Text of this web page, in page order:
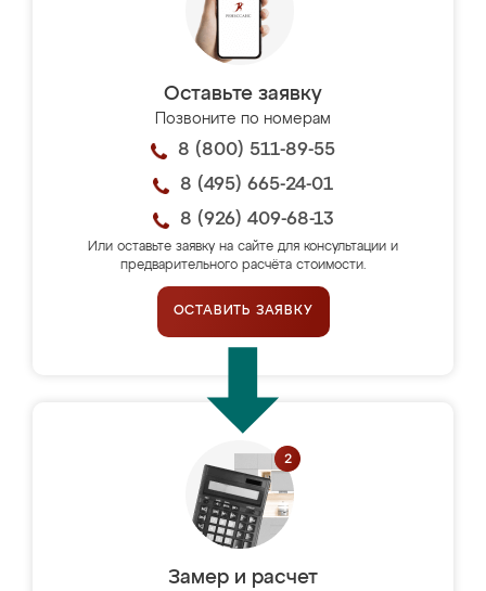
Оставьте заявку
Позвоните по номерам
8 (800) 511-89-55
8 (495) 665-24-01
8 (926) 409-68-13
Или оставьте заявку на сайте для консультации и
предварительного расчёта стоимости.
ОСТАВИТЬ ЗАЯВКУ
Замер и расчет